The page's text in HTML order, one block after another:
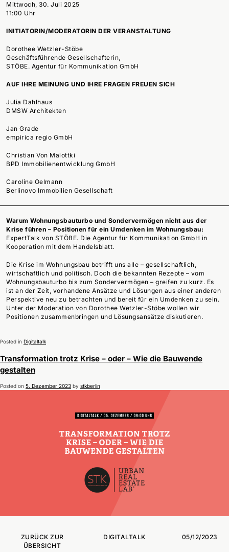
Mittwoch, 30. Juli 2025
11:00 Uhr
INITIATORIN/MODERATORIN DER VERANSTALTUNG
Dorothee Wetzler-Stöbe
Geschäftsführende Gesellschafterin,
STÖBE. Agentur für Kommunikation GmbH
AUF IHRE MEINUNG UND IHRE FRAGEN FREUEN SICH
Julia Dahlhaus
DMSW Architekten
Jan Grade
empirica regio GmbH
Christian Von Malottki
BPD Immobilienentwicklung GmbH
Caroline Oelmann
Berlinovo Immobilien Gesellschaft
Warum Wohnungsbauturbo und Sondervermögen nicht aus der
Krise führen – Positionen für ein Umdenken im Wohnungsbau:
ExpertTalk von STÖBE. Die Agentur für Kommunikation GmbH in
Kooperation mit dem Handelsblatt.
Die Krise im Wohnungsbau betrifft uns alle – gesellschaftlich,
wirtschaftlich und politisch. Doch die bekannten Rezepte – vom
Wohnungsbauturbo bis zum Sondervermögen – greifen zu kurz. Es
ist an der Zeit, vorhandene Ansätze und Lösungen aus einer anderen
Perspektive neu zu betrachten und bereit für ein Umdenken zu sein.
Unter der Moderation von Dorothee Wetzler-Stöbe wollen wir
Positionen zusammenbringen und Lösungsansätze diskutieren.
Posted in Digitaltalk
Transformation trotz Krise – oder – Wie die Bauwende
gestalten
Posted on 5. Dezember 2023 by stkberlin
ZURÜCK ZUR
ÜBERSICHT
DIGITALTALK 05/12/2023